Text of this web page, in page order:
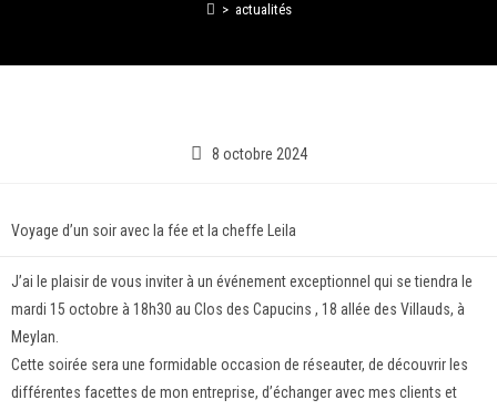
> actualités
8 octobre 2024
Voyage d’un soir avec la fée et la cheffe Leila
J’ai le plaisir de vous inviter à un événement exceptionnel qui se tiendra le
mardi 15 octobre à 18h30 au Clos des Capucins , 18 allée des Villauds, à
Meylan.
Cette soirée sera une formidable occasion de réseauter, de découvrir les
différentes facettes de mon entreprise, d’échanger avec mes clients et